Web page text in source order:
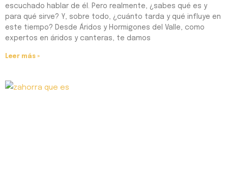
escuchado hablar de él. Pero realmente, ¿sabes qué es y
para qué sirve? Y, sobre todo, ¿cuánto tarda y qué influye en
este tiempo? Desde Áridos y Hormigones del Valle, como
expertos en áridos y canteras, te damos
Leer más »